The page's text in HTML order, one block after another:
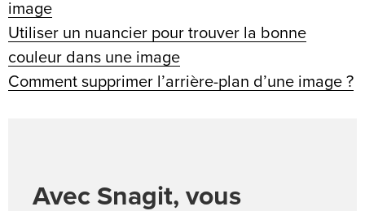
image
Utiliser un nuancier pour trouver la bonne
couleur dans une image
Comment supprimer l’arrière-plan d’une image ?
Avec Snagit, vous